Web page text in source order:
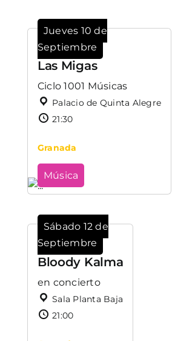
Jueves 10 de
Septiembre
Las Migas
Ciclo 1001 Músicas
Palacio de Quinta Alegre
21:30
Granada
Música
Sábado 12 de
Septiembre
Bloody Kalma
en concierto
Sala Planta Baja
21:00